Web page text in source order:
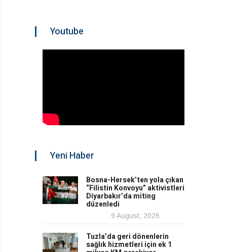
Youtube
Yeni Haber
Bosna-Hersek’ten yola çıkan
“Filistin Konvoyu” aktivistleri
Diyarbakır’da miting
düzenledi
9 August, 2026
Tuzla’da geri dönenlerin
sağlık hizmetleri için ek 1